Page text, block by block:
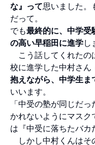
な』って思いました。
だって。
でも最終的に、中学受
の高い早稲田に進学し
こう話してくれたの
校に進学した中村さん
抱えながら、中学生ま
いいます。
「中受の塾が同じだ
かれないようにマスク
は『中受に落ちたバカ
しかし中村くんはそ